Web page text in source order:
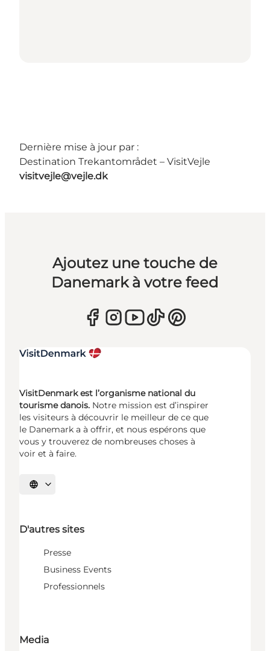
Dernière mise à jour par :
Destination Trekantområdet – VisitVejle
visitvejle@vejle.dk
Ajoutez une touche de
Danemark à votre feed
VisitDenmark est l’organisme national du
tourisme danois. Notre mission est d’inspirer
les visiteurs à découvrir le meilleur de ce que
le Danemark a à offrir, et nous espérons que
vous y trouverez de nombreuses choses à
voir et à faire.
Choisissez la langue
D'autres sites
Presse
Business Events
Professionnels
Media